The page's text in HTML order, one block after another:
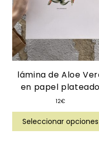
lámina de Aloe
en papel plateado
12€
Seleccionar opciones